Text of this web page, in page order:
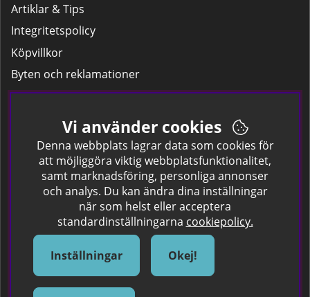
Artiklar & Tips
Integritetspolicy
Köpvillkor
Byten och reklamationer
Leverans
Hitta färgkoden på bilen.
Företagskund
Om oss
Om Spraycan
IKEA Färger
Sök Säkerhetsdatablad
Vi använder cookies
Denna webbplats lagrar data som cookies för
att möjliggöra viktig webbplatsfunktionalitet,
samt marknadsföring, personliga annonser
och analys. Du kan ändra dina inställningar
när som helst eller acceptera
standardinställningarna cookiepolicy.
Inställningar Okej!